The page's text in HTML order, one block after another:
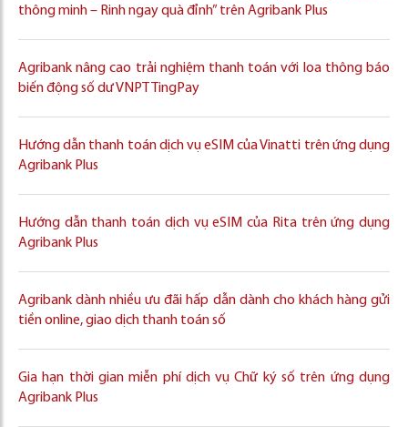
thông minh – Rinh ngay quà đỉnh” trên Agribank Plus
Agribank nâng cao trải nghiệm thanh toán với loa thông báo
biến động số dư VNPT TingPay
Hướng dẫn thanh toán dịch vụ eSIM của Vinatti trên ứng dụng
Agribank Plus
Hướng dẫn thanh toán dịch vụ eSIM của Rita trên ứng dụng
Agribank Plus
Agribank dành nhiều ưu đãi hấp dẫn dành cho khách hàng gửi
tiền online, giao dịch thanh toán số
Gia hạn thời gian miễn phí dịch vụ Chữ ký số trên ứng dụng
Agribank Plus